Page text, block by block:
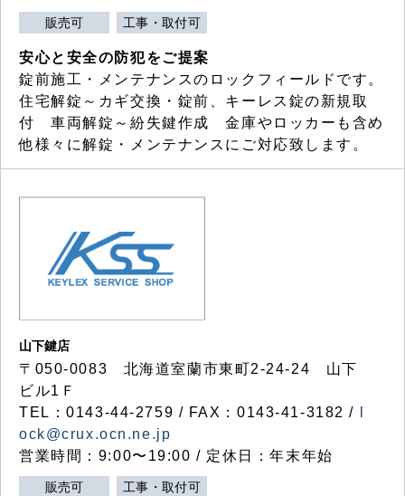
販売可 工事・取付可
安心と安全の防犯をご提案
錠前施工・メンテナンスのロックフィールドです。
住宅解錠～カギ交換・錠前、キーレス錠の新規取
付 車両解錠～紛失鍵作成 金庫やロッカーも含め
他様々に解錠・メンテナンスにご対応致します。
山下鍵店
〒050-0083 北海道室蘭市東町2-24-24 山下
ビル1Ｆ
TEL：0143-44-2759 / FAX：0143-41-3182 /
ock@crux.ocn.ne.jp
営業時間：9:00〜19:00 / 定休日：年末年始
販売可 工事・取付可